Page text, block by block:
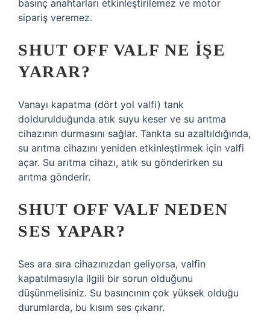
basınç anahtarları etkinleştirilemez ve motor
sipariş veremez.
SHUT OFF VALF NE IŞE
YARAR?
Vanayı kapatma (dört yol valfi) tank
doldurulduğunda atık suyu keser ve su arıtma
cihazının durmasını sağlar. Tankta su azaltıldığında,
su arıtma cihazını yeniden etkinleştirmek için valfi
açar. Su arıtma cihazı, atık su gönderirken su
arıtma gönderir.
SHUT OFF VALF NEDEN
SES YAPAR?
Ses ara sıra cihazınızdan geliyorsa, valfin
kapatılmasıyla ilgili bir sorun olduğunu
düşünmelisiniz. Su basıncının çok yüksek olduğu
durumlarda, bu kısım ses çıkarır.